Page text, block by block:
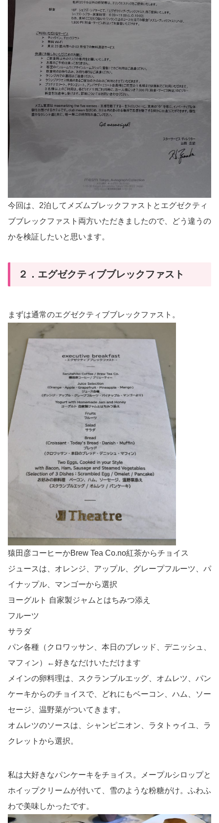
今回は、2泊してメズムブレックファストとエグゼクティ
ブブレックファスト両方いただきましたので、どう違うの
かを検証したいと思います。
２．エグゼクティブブレックファスト
まずは通常のエグゼクティブブレックファスト。
猿田彦コーヒーかBrew Tea Co.no紅茶からチョイス
ジュースは、オレンジ、アップル、グレープフルーツ、パ
イナップル、マンゴーから選択
ヨーグルト 自家製ジャムとはちみつ添え
フルーツ
サラダ
パン各種（クロワッサン、本日のブレッド、デニッシュ、
マフィン）←好きなだけいただけます
メインの卵料理は、スクランブルエッグ、オムレツ、パン
ケーキからのチョイスで、どれにもベーコン、ハム、ソー
セージ、温野菜がついてきます。
オムレツのソースは、シャンピニオン、ラタトゥイユ、ラ
クレットから選択。
私は大好きなパンケーキをチョイス。メープルシロップと
ホイップクリームが付いて、雪のような粉糖がけ。ふわふ
わで美味しかったです。